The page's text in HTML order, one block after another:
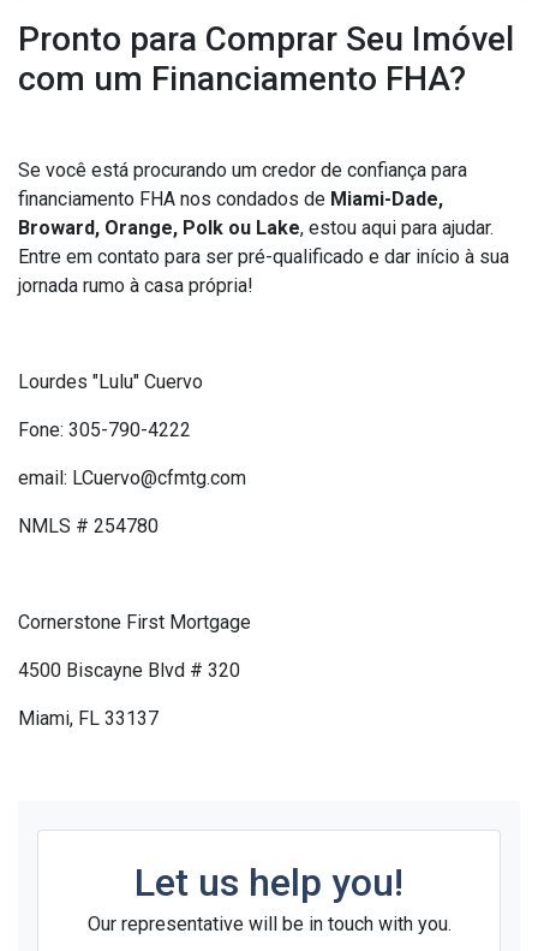
Pronto para Comprar Seu Imóvel
com um Financiamento FHA?
Se você está procurando um credor de confiança para
financiamento FHA nos condados de Miami-Dade,
Broward, Orange, Polk ou Lake, estou aqui para ajudar.
Entre em contato para ser pré-qualificado e dar início à sua
jornada rumo à casa própria!
Lourdes "Lulu" Cuervo
Fone: 305-790-4222
email: LCuervo@cfmtg.com
NMLS # 254780
Cornerstone First Mortgage
4500 Biscayne Blvd # 320
Miami, FL 33137
Let us help you!
Our representative will be in touch with you.